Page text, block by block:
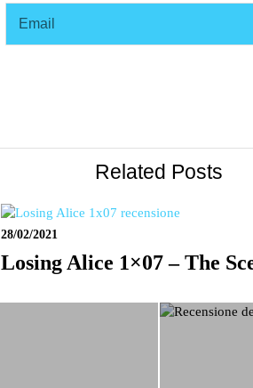
Related Posts
28/02/2021
Losing Alice 1×07 – The